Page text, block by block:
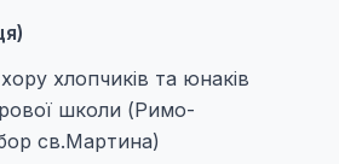
хлопчиків та юнаків
школи (Римо-
св.Мартина)